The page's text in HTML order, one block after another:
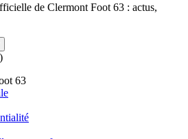
de Clermont Foot 63 : actus,
63